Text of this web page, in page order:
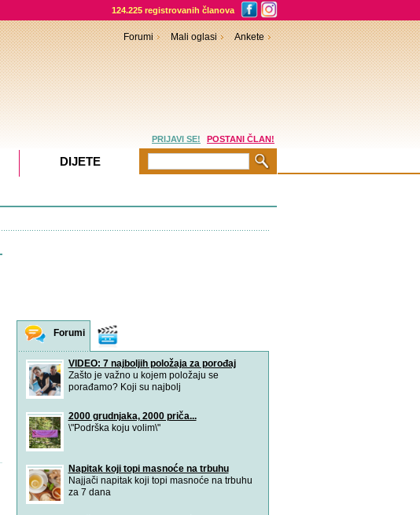
124.225 registrovanih članova
Forumi
VIDEO: 7 najboljih položaja za porođaj
Zašto je važno u kojem položaju se
porađamo? Koji su najbolj
2000 grudnjaka, 2000 priča...
\"Podrška koju volim\"
Napitak koji topi masnoće na trbuhu
Najjači napitak koji topi masnoće na trbuhu
za 7 dana
Forumi Mali oglasi Ankete
PRIJAVI SE! POSTANI ČLAN!
DIJETE